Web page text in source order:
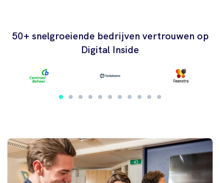
50+ snelgroeiende bedrijven vertrouwen op
Digital Inside